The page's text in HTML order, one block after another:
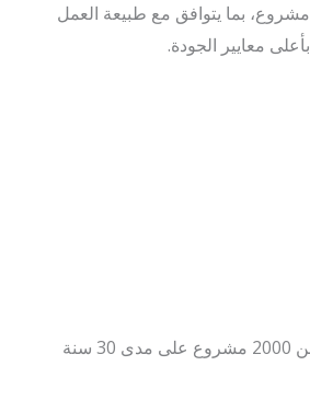
مشروع، بما يتوافق مع طبيعة العمل
بأعلى معايير الجودة.
قامت شركة ستيكو بتنفيذ واتمام اكثر من 2000 مشروع على مدى 30 سنة